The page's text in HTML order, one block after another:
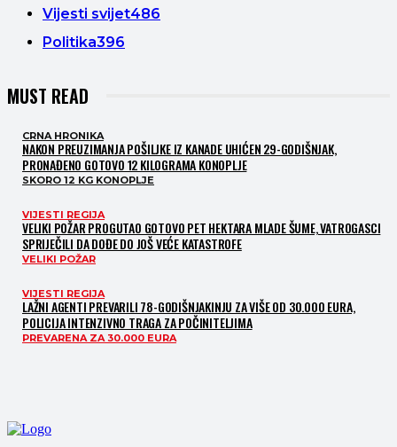
Vijesti svijet486
Politika396
MUST READ
CRNA HRONIKA
NAKON PREUZIMANJA POŠILJKE IZ KANADE UHIĆEN 29-GODIŠNJAK,
PRONAĐENO GOTOVO 12 KILOGRAMA KONOPLJE
SKORO 12 KG KONOPLJE
VIJESTI REGIJA
VELIKI POŽAR PROGUTAO GOTOVO PET HEKTARA MLADE ŠUME, VATROGASCI
SPRIJEČILI DA DOĐE DO JOŠ VEĆE KATASTROFE
VELIKI POŽAR
VIJESTI REGIJA
LAŽNI AGENTI PREVARILI 78-GODIŠNJAKINJU ZA VIŠE OD 30.000 EURA,
POLICIJA INTENZIVNO TRAGA ZA POČINITELJIMA
PREVARENA ZA 30.000 EURA